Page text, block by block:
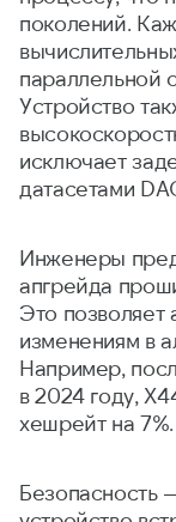
поколений.
параллельной
Устройство
исключает
датасетами
Инженеры
апгрейда
Это позволяет
изменениям в
Например,
в 2024 году,
хешрейт на 7%.
Безопасность